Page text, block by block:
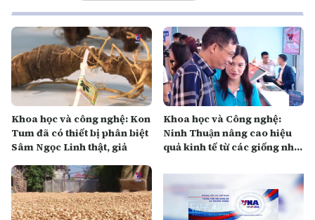
Khoa học và công nghệ: Kon
Tum đã có thiết bị phân biệt
Sâm Ngọc Linh thật, giả
Khoa học và Công nghệ:
Ninh Thuận nâng cao hiệu
quả kinh tế từ các giống nho